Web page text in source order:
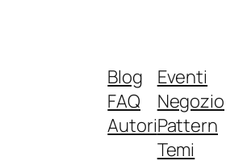
Blog
FAQ
Autori
Eventi
Negozio
Pattern
Temi